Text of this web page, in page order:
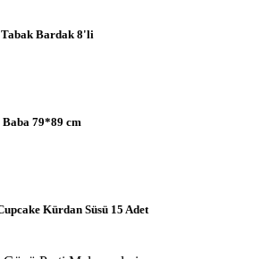
Tabak Bardak 8'li
Baba 79*89 cm
Kürdan Süsü 15 Adet